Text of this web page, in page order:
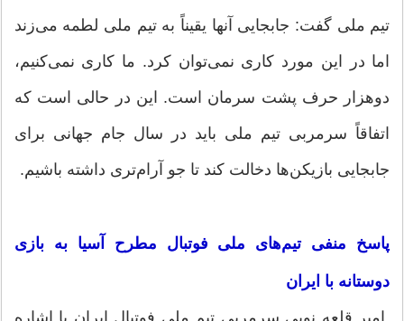
تیم ملی گفت: جابجایی آنها یقیناً به تیم ملی لطمه می‌زند
اما در این مورد کاری نمی‌توان کرد. ما کاری نمی‌کنیم،
دوهزار حرف پشت سرمان است. این در حالی است که
اتفاقاً سرمربی تیم ملی باید در سال جام جهانی برای
جابجایی بازیکن‌ها دخالت کند تا جو آرام‌تری داشته باشیم.
پاسخ منفی تیم‌های ملی فوتبال مطرح آسیا به بازی
دوستانه با ایران
امیر قلعه نویی سرمربی تیم ملی فوتبال ایران با اشاره